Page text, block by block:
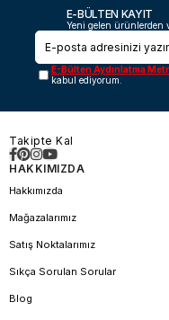
E-BÜLTEN KAYIT
Yeni gelen ürünlerden
E-Bülten Aydınlatma
kabul ediyorum.
Takipte Kal
HAKKIMIZDA
Hakkımızda
Mağazalarımız
Satış Noktalarımız
Sıkça Sorulan Sorular
Blog